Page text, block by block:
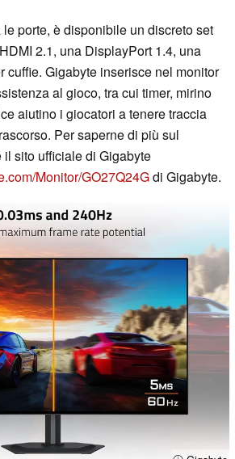
porte, è disponibile un discreto set
2.1, una DisplayPort 1.4, una
cuffie. Gigabyte inserisce nel monitor
al gioco, tra cui timer, mirino
aiutino i giocatori a tenere traccia
Per saperne di più sul
il sito ufficiale di Gigabyte
Monitor/GO27Q24Gdi Gigabyte.